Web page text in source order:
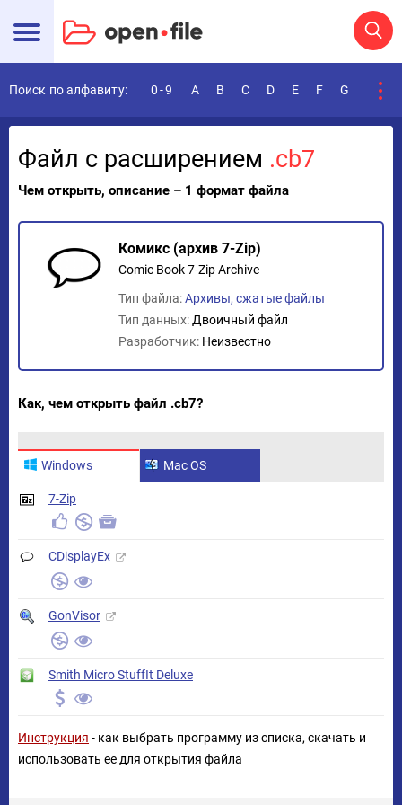
Поиск по алфавиту: 0-9 A B C D E F G
Файл с расширением .cb7
Чем открыть, описание – 1 формат файла
Комикс (архив 7-Zip)
Comic Book 7-Zip Archive
Тип файла:Архивы, сжатые файлы
Тип данных: Двоичный файл
Разработчик: Неизвестно
Как, чем открыть файл .cb7?
Windows Mac OS
7-Zip
CDisplayEx
GonVisor
Smith Micro StuffIt Deluxe
Инструкция - как выбрать программу из списка, скачать и
использовать ее для открытия файла